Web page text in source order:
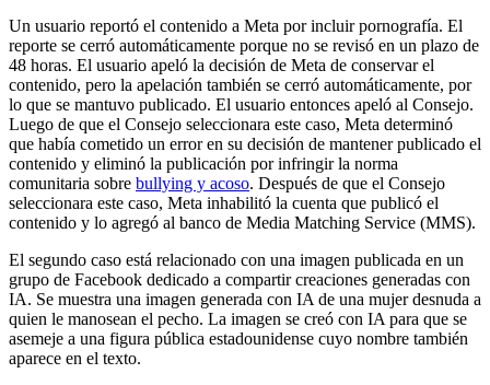
Un usuario reportó el contenido a Meta por incluir pornografía. El
reporte se cerró automáticamente porque no se revisó en un plazo de
48 horas. El usuario apeló la decisión de Meta de conservar el
contenido, pero la apelación también se cerró automáticamente, por
lo que se mantuvo publicado. El usuario entonces apeló al Consejo.
Luego de que el Consejo seleccionara este caso, Meta determinó
que había cometido un error en su decisión de mantener publicado el
contenido y eliminó la publicación por infringir la norma
comunitaria sobre bullying y acoso. Después de que el Consejo
seleccionara este caso, Meta inhabilitó la cuenta que publicó el
contenido y lo agregó al banco de Media Matching Service (MMS).
El segundo caso está relacionado con una imagen publicada en un
grupo de Facebook dedicado a compartir creaciones generadas con
IA. Se muestra una imagen generada con IA de una mujer desnuda a
quien le manosean el pecho. La imagen se creó con IA para que se
asemeje a una figura pública estadounidense cuyo nombre también
aparece en el texto.